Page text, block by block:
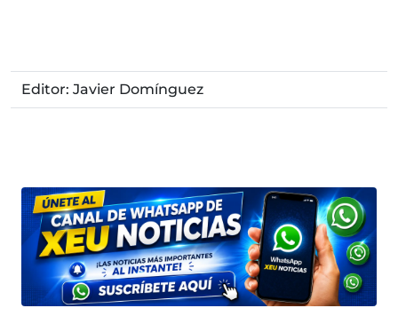
Editor: Javier Domínguez